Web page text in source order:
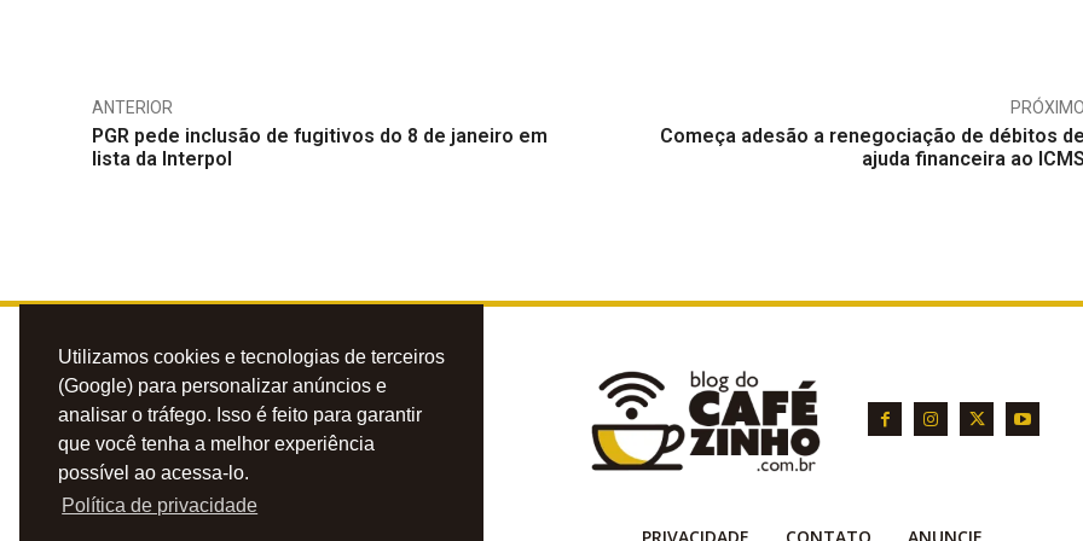
Utilizamos cookies e tecnologias de terceiros
(Google) para personalizar anúncios e
analisar o tráfego. Isso é feito para garantir
que você tenha a melhor experiência
possível ao acessa-lo.
Política de privacidade
ANTERIOR
PGR pede inclusão de fugitivos do 8 de janeiro em
lista da Interpol
PRÓXIMO
Começa adesão a renegociação de débitos de
ajuda financeira ao ICMS
PRIVACIDADE CONTATO ANUNCIE